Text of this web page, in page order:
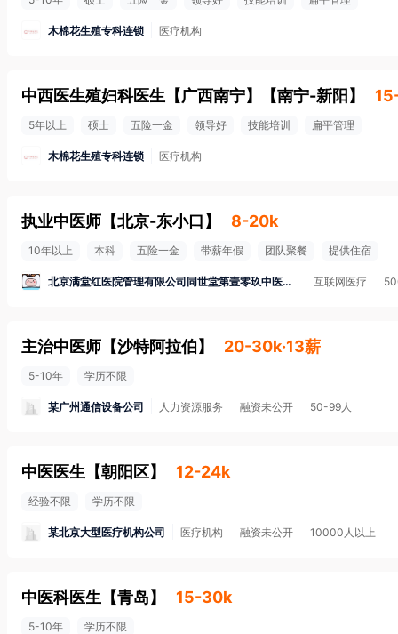
木棉花生殖专科连锁 医疗机构
中西医生殖妇科医生【广西南宁】 【南宁-新阳 】
5年以上 硕士 五险一金 领导好 技能培训 扁平管理
木棉花生殖专科连锁 医疗机构
执业中医师 【北京-东小口 】 8-20k
10年以上 本科 五险一金 带薪年假 团队聚餐 提供住宿
北京满堂红医院管理有限公司同世堂第壹零玖中医诊所 互联网医疗
主治中医师 【沙特阿拉伯】 20-30k·13薪
5-10年 学历不限
某广州通信设备公司 人力资源服务 融资未公开 50-99人
中医医生 【朝阳区】 12-24k
经验不限 学历不限
某北京大型医疗机构公司 医疗机构 融资未公开 10000人以上
中医科医生 【青岛】 15-30k
5-10年 学历不限